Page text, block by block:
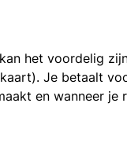
het voordelig
Je betaalt
en wanneer